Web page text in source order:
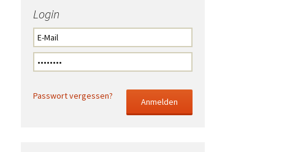
Login
Passwort vergessen?